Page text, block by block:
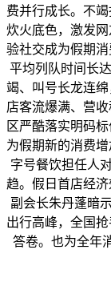
费并行成长。不
炊火底色，激发
验社交成为假期
平均列队时间长
竭、叫号长龙连
店客流爆满、营
区严酷落实明码
为假期新的消费
字号餐饮担任人
趋。假日首店经
副会长朱丹蓬暗
出行高峰，全国
答卷。也为全年